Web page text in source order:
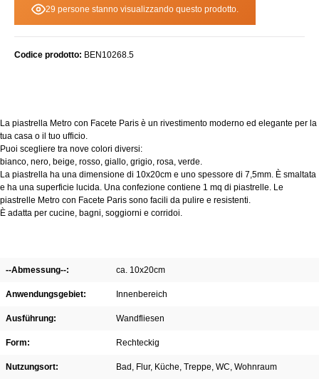
29 persone stanno visualizzando questo prodotto.
Codice prodotto: BEN10268.5
La piastrella Metro con Facete Paris è un rivestimento moderno ed elegante per la
tua casa o il tuo ufficio.
Puoi scegliere tra nove colori diversi:
bianco, nero, beige, rosso, giallo, grigio, rosa, verde.
La piastrella ha una dimensione di 10x20cm e uno spessore di 7,5mm. È smaltata
e ha una superficie lucida. Una confezione contiene 1 mq di piastrelle. Le
piastrelle Metro con Facete Paris sono facili da pulire e resistenti.
È adatta per cucine, bagni, soggiorni e corridoi.
--Abmessung--: ca. 10x20cm
Anwendungsgebiet: Innenbereich
Ausführung: Wandfliesen
Form: Rechteckig
Nutzungsort: Bad , Flur, Küche, Treppe, WC, Wohnraum